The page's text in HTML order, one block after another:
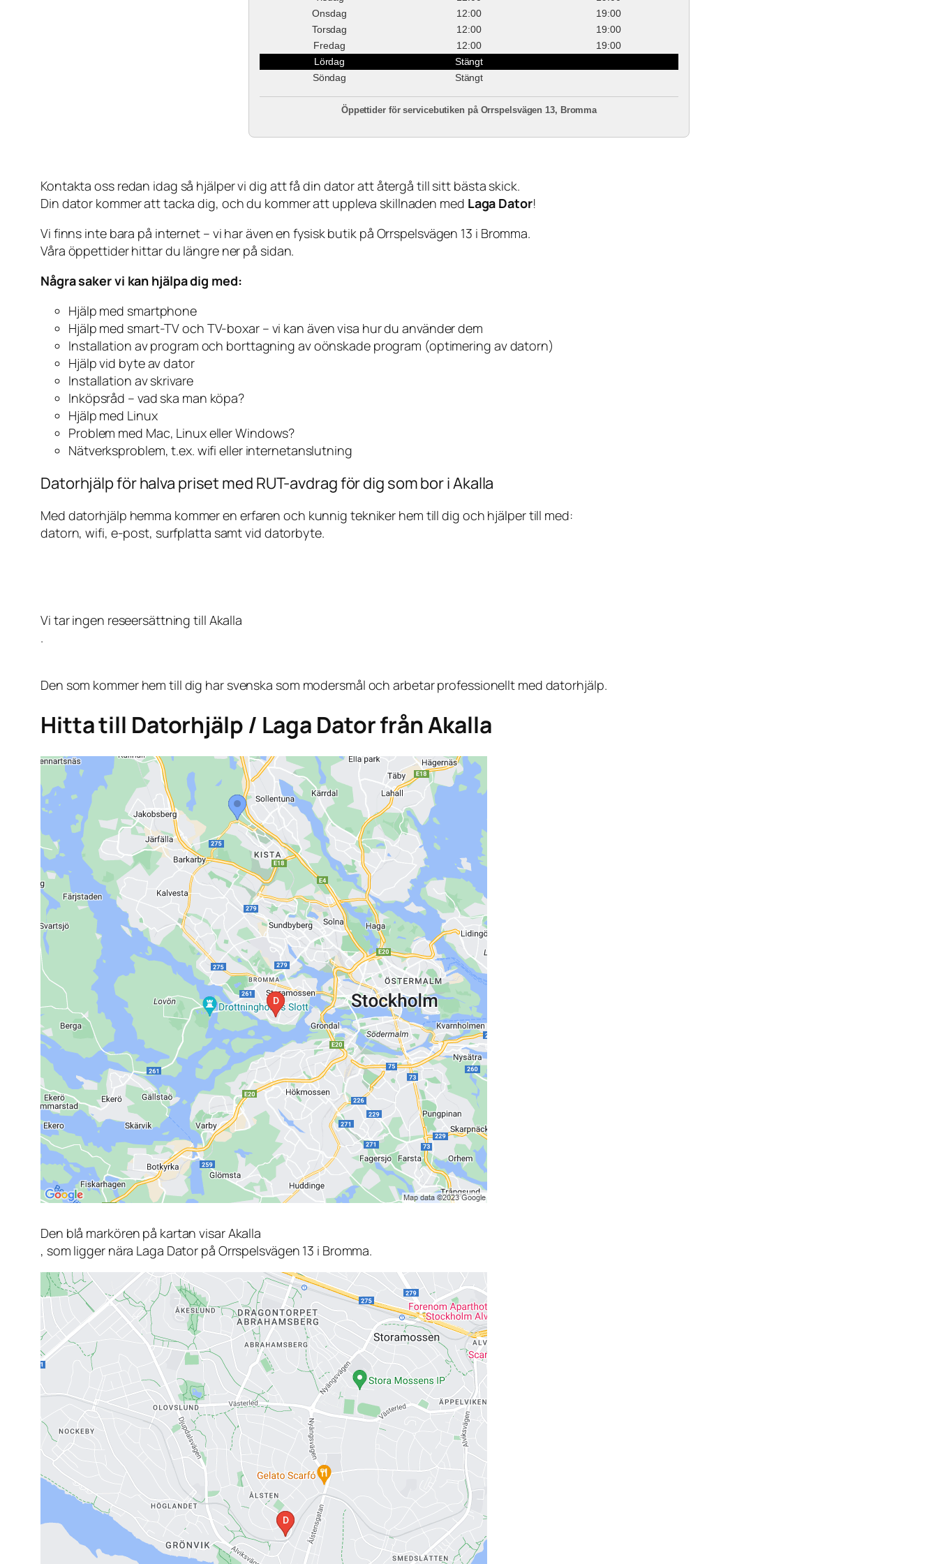
Onsdag
12:00
19:00
Torsdag
12:00
19:00
Fredag
12:00
19:00
Lördag
Stängt
Söndag
Stängt
Öppettider för servicebutiken på Orrspelsvägen 13, Bromma
Kontakta oss redan idag så hjälper vi dig att få din dator att återgå till sitt bästa skick.
Din dator kommer att tacka dig, och du kommer att uppleva skillnaden med Laga Dator!
Vi finns inte bara på internet – vi har även en fysisk butik på Orrspelsvägen 13 i Bromma.
Våra öppettider hittar du längre ner på sidan.
Några saker vi kan hjälpa dig med:
Hjälp med smartphone
Hjälp med smart-TV och TV-boxar – vi kan även visa hur du använder dem
Installation av program och borttagning av oönskade program (optimering av datorn)
Hjälp vid byte av dator
Installation av skrivare
Inköpsråd – vad ska man köpa?
Hjälp med Linux
Problem med Mac, Linux eller Windows?
Nätverksproblem, t.ex. wifi eller internetanslutning
Datorhjälp för halva priset med RUT-avdrag för dig som bor i Akalla
Med datorhjälp hemma kommer en erfaren och kunnig tekniker hem till dig och hjälper till med:
datorn, wifi, e-post, surfplatta samt vid datorbyte.
Vi tar ingen reseersättning till Akalla
.
Den som kommer hem till dig har svenska som modersmål och arbetar professionellt med datorhjälp.
Hitta till Datorhjälp / Laga Dator från Akalla
Den blå markören på kartan visar Akalla
, som ligger nära Laga Dator på Orrspelsvägen 13 i Bromma.